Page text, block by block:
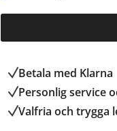
Betala med Klarna
Personlig service
Valfria och trygga